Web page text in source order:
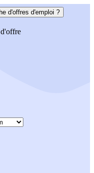
d'offres d'emploi ?